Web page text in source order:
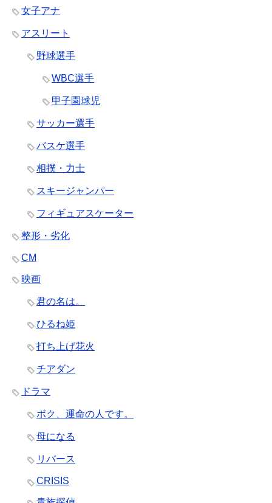
女子アナ
アスリート
野球選手
WBC選手
甲子園球児
サッカー選手
バスケ選手
相撲・力士
スキージャンパー
フィギュアスケーター
整形・劣化
CM
映画
君の名は。
ひるね姫
打ち上げ花火
チアダン
ドラマ
ボク、運命の人です。
母になる
リバース
CRISIS